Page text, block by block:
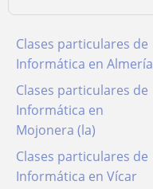
Clases particulares de
Informática en Almería
Clases particulares de
Informática en
Mojonera (la)
Clases particulares de
Informática en Vícar